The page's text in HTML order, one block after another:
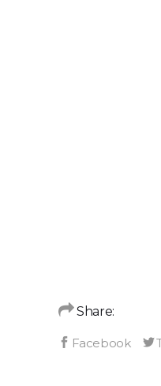
Share: